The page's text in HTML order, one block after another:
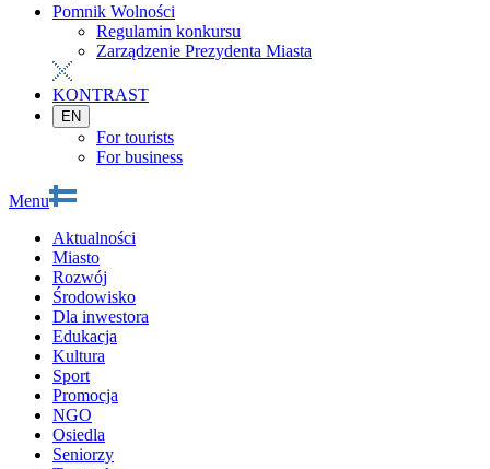
Pomnik Wolności
Regulamin konkursu
Zarządzenie Prezydenta Miasta
KONTRAST
EN
For tourists
For business
Menu
Aktualności
Miasto
Rozwój
Środowisko
Dla inwestora
Edukacja
Kultura
Sport
Promocja
NGO
Osiedla
Seniorzy